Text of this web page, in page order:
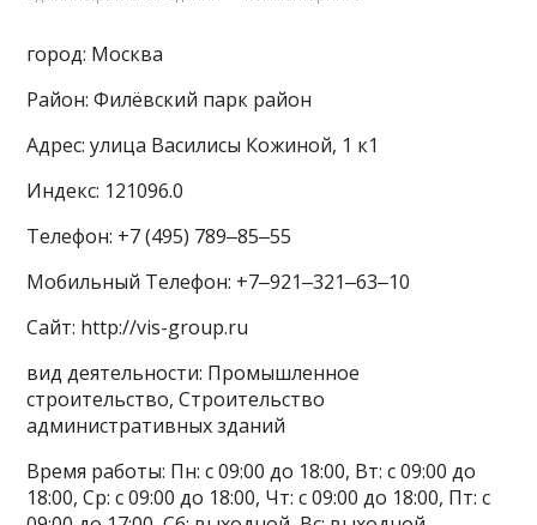
город: Москва
Район: Филёвский парк район
Адрес: улица Василисы Кожиной, 1 к1
Индекс: 121096.0
Телефон: +7 (495) 789‒85‒55
Мобильный Телефон: +7‒921‒321‒63‒10
Сайт: http://vis-group.ru
вид деятельности: Промышленное
строительство, Строительство
административных зданий
Время работы: Пн: с 09:00 до 18:00, Вт: с 09:00 до
18:00, Ср: с 09:00 до 18:00, Чт: с 09:00 до 18:00, Пт: с